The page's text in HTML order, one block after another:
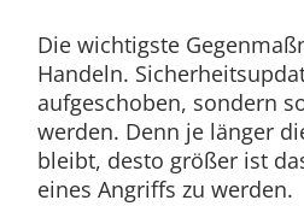
Die wichtigste
Handeln.
aufgeschoben, sondern
werden. Denn je länger
bleibt, desto größer ist
eines Angriffs zu werden.